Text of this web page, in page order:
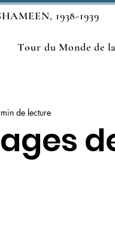
1938-1939
Tour du Monde de
de lecture